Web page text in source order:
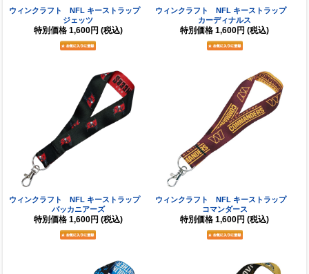
ウィンクラフト NFL キーストラップ
ジェッツ
特別価格 1,600円 (税込)
ウィンクラフト NFL キーストラップ
カーディナルス
特別価格 1,600円 (税込)
ウィンクラフト NFL キーストラップ
バッカニアーズ
特別価格 1,600円 (税込)
ウィンクラフト NFL キーストラップ
コマンダース
特別価格 1,600円 (税込)